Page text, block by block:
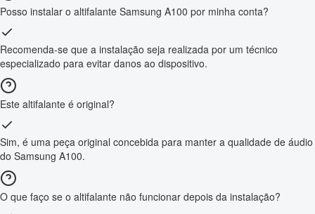
Posso instalar o altifalante Samsung A100 por minha conta?
Recomenda-se que a instalação seja realizada por um técnico
especializado para evitar danos ao dispositivo.
Este altifalante é original?
Sim, é uma peça original concebida para manter a qualidade de áudio
do Samsung A100.
O que faço se o altifalante não funcionar depois da instalação?